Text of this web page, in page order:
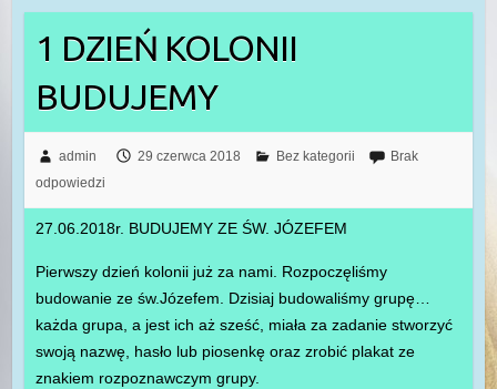
1 DZIEŃ KOLONII
BUDUJEMY
admin 29 czerwca 2018 Bez kategorii
Brak
odpowiedzi
27.06.2018r. BUDUJEMY ZE ŚW. JÓZEFEM
Pierwszy dzień kolonii już za nami. Rozpoczęliśmy
budowanie ze św.Józefem. Dzisiaj budowaliśmy grupę…
każda grupa, a jest ich aż sześć, miała za zadanie stworzyć
swoją nazwę, hasło lub piosenkę oraz zrobić plakat ze
znakiem rozpoznawczym grupy.